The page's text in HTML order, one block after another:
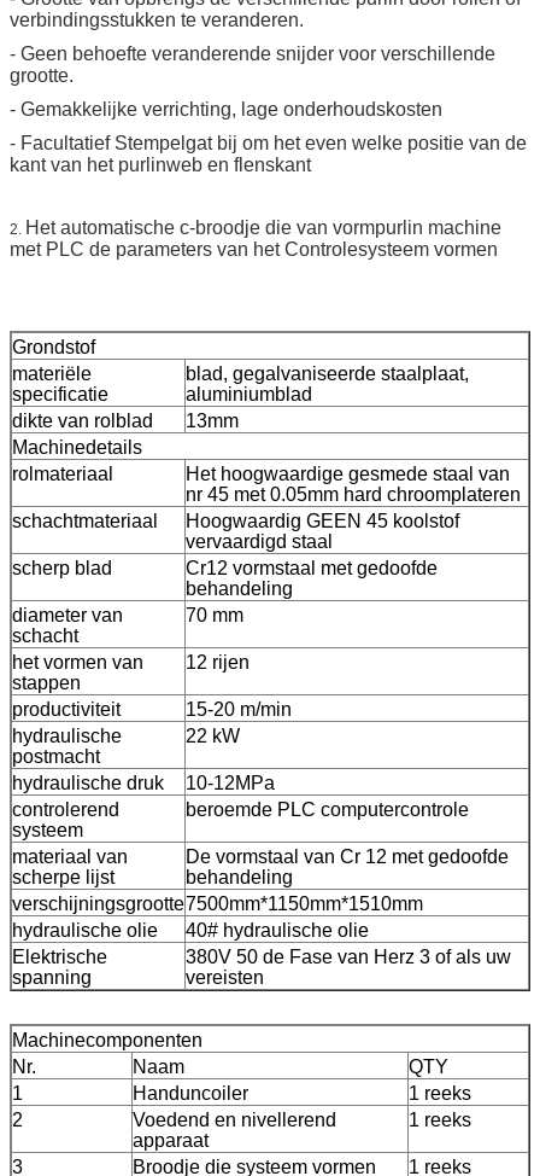
verbindingsstukken te veranderen.
- Geen behoefte veranderende snijder voor verschillende
grootte.
- Gemakkelijke verrichting, lage onderhoudskosten
- Facultatief Stempelgat bij om het even welke positie van de
kant van het purlinweb en flenskant
2. Het automatische c-broodje die van vormpurlin machine
met PLC de parameters van het Controlesysteem vormen
Grondstof
materiële
specificatie
blad, gegalvaniseerde staalplaat,
aluminiumblad
dikte van rolblad
13mm
Machinedetails
rolmateriaal
Het hoogwaardige gesmede staal van
nr 45 met 0.05mm hard chroomplateren
schachtmateriaal
Hoogwaardig GEEN 45 koolstof
vervaardigd staal
scherp blad
Cr12 vormstaal met gedoofde
behandeling
diameter van
schacht
70 mm
het vormen van
stappen
12 rijen
productiviteit
15-20 m/min
hydraulische
postmacht
22 kW
hydraulische druk
10-12MPa
controlerend
systeem
beroemde PLC computercontrole
materiaal van
scherpe lijst
De vormstaal van Cr 12 met gedoofde
behandeling
verschijningsgrootte7500mm*1150mm*1510mm
hydraulische olie
40# hydraulische olie
Elektrische
spanning
380V 50 de Fase van Herz 3 of als uw
vereisten
Machinecomponenten
Nr.
Naam
QTY
1
Handuncoiler
1 reeks
2
Voedend en nivellerend
apparaat
1 reeks
3 Broodje die systeem vormen 1 reeks